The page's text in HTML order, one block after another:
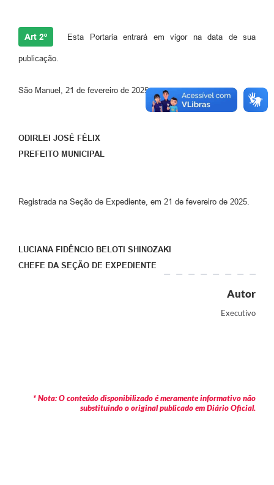
Art 2º Esta Portaria entrará em vigor na data de sua
publicação.
São Manuel, 21 de fevereiro de 2025.
ODIRLEI JOSÉ FÉLIX
PREFEITO MUNICIPAL
Registrada na Seção de Expediente, em 21 de fevereiro de 2025.
LUCIANA FIDÊNCIO BELOTI SHINOZAKI
CHEFE DA SEÇÃO DE EXPEDIENTE
Autor
Executivo
* Nota: O conteúdo disponibilizado é meramente informativo não
substituindo o original publicado em Diário Oficial.